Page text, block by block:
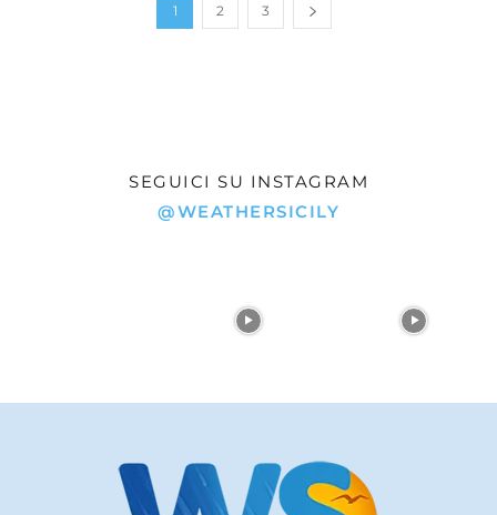
1 2 3
SEGUICI SU INSTAGRAM
@WEATHERSICILY